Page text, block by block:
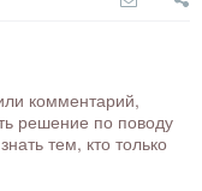
комментарий,
решение по поводу
тем, кто только